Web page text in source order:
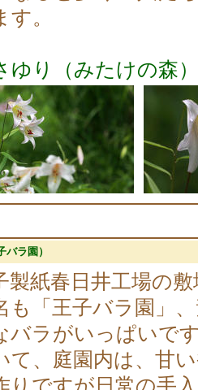
す。
ゆり（みたけの森）
ラ園）
製紙春日井工場の
も「王子バラ園」
バラがいっぱいで
て、庭園内は、甘